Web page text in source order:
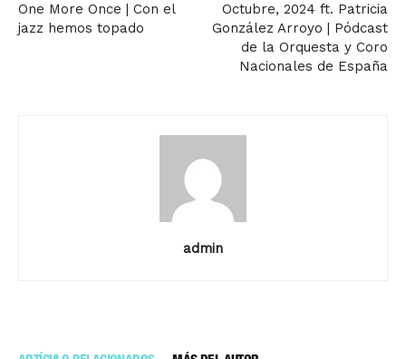
One More Once | Con el
jazz hemos topado
Octubre, 2024 ft. Patricia
González Arroyo | Pódcast
de la Orquesta y Coro
Nacionales de España
admin